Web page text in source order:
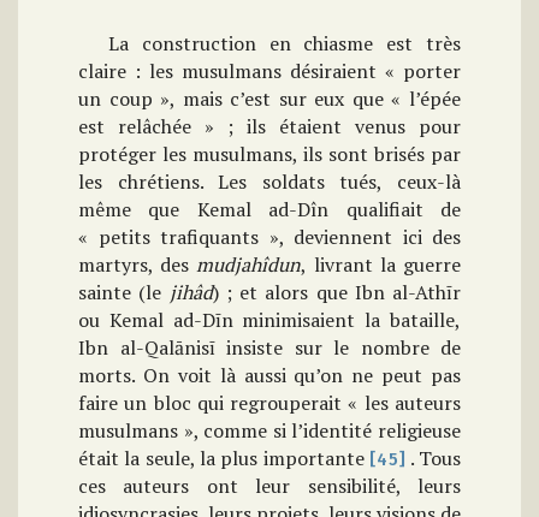
La construction en chiasme est très
claire : les musulmans désiraient « porter
un coup », mais c’est sur eux que « l’épée
est relâchée » ; ils étaient venus pour
protéger les musulmans, ils sont brisés par
les chrétiens. Les soldats tués, ceux-là
même que Kemal ad-Dîn qualifiait de
« petits trafiquants », deviennent ici des
martyrs, desmudjahîdun, livrant la guerre
sainte (le jihâd) ; et alors que Ibn al-Athīr
ou Kemal ad-Dīn minimisaient la bataille,
Ibn al-Qalānisī insiste sur le nombre de
morts. On voit là aussi qu’on ne peut pas
faire un bloc qui regrouperait « les auteurs
musulmans », comme si l’identité religieuse
était la seule, la plus importante [45] . Tous
ces auteurs ont leur sensibilité, leurs